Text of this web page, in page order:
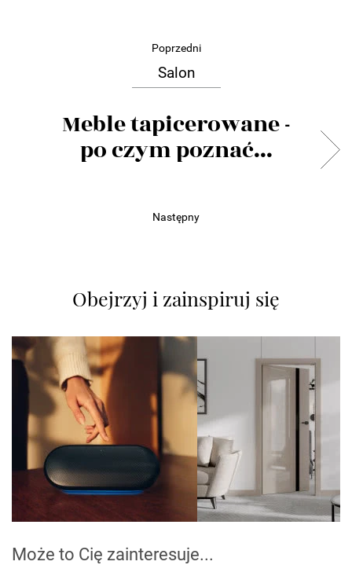
Poprzedni
Salon
Meble tapicerowane -
po czym poznać...
Następny
Obejrzyj i zainspiruj się
Może to Cię zainteresuje...